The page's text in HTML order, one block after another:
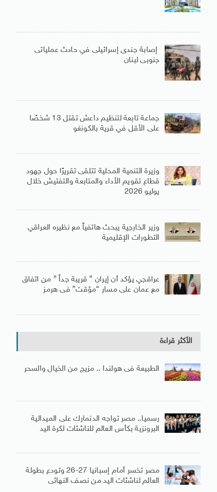
إصابة جندى إسرائيلى في حادث عملياتى
جنوبى لبنان
جماعة تابعة لتنظيم داعش تقتل 13 شخصًا
على الأقل في قرية بالكونغو
وزيرة التنمية المحلية تتلقى تقريرًا حول جهود
قطاع تقويم الأداء والمتابعة والتفتيش خلال
يوليو 2026
وزير الخارجية يبحث هاتفياً مع نظيره العراقي
التطورات الإقليمية
عراقجي يؤكد أن إيران ” قريبة جداً ” من اتفاق
مع عمان على مسار “مؤقت” فى هرمز
الأكثر قراءة
الطبيعة فى هولندا .. مزيج من الخيال والسحر
رسميا.. مصر تواجه الدنمارك على الميدالية
البرونزية بكأس العالم للناشئات لكرة اليد
مصر تخسر أمام إسبانيا 27-26 وتودع بطولة
العالم لناشئات اليد من نصف النهائى